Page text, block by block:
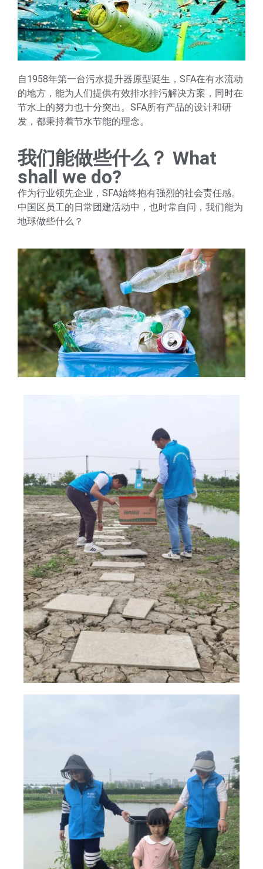
自1958年第一台污水提升器原型诞生，SFA在有水流动
的地方，能为人们提供有效排水排污解决方案，同时在
节水上的努力也十分突出。SFA所有产品的设计和研
发，都秉持着节水节能的理念。
我们能做些什么？ What
shall we do?
作为行业领先企业，SFA始终抱有强烈的社会责任感。
中国区员工的日常团建活动中，也时常自问，我们能为
地球做些什么？